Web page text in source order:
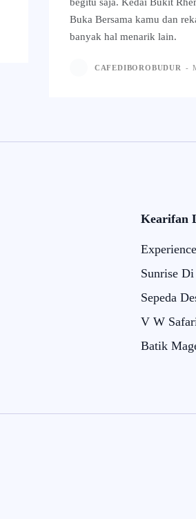
Buka Bersama kamu dan
banyak hal menarik lain.
CAFEDIBOROBUDUR -
Kearifan
Sunrise
Sepeda
V W
Batik